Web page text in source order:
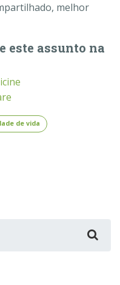
melhor
este assunto na
de vida